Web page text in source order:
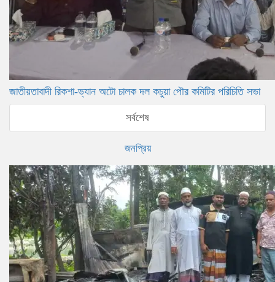
জাতীয়তাবাদী রিকশা-ভ্যান অটো চালক দল কচুয়া পৌর কমিটির পরিচিতি সভা
সর্বশেষ
জনপ্রিয়